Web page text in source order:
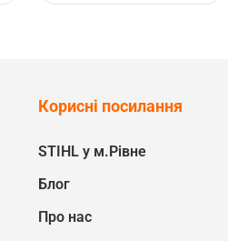
Корисні посилання
STIHL у м.Рівне
Блог
Про нас